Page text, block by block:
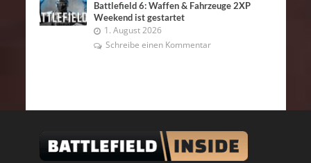
Battlefield 6: Waffen & Fahrzeuge 2XP
Weekend ist gestartet
1. August 2026
Schreibe einen Kommentar